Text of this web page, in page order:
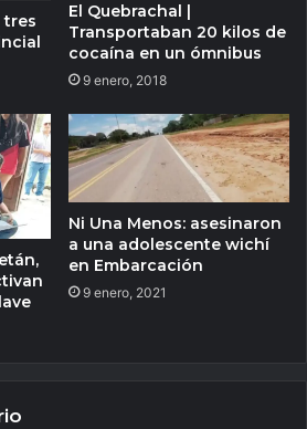
tres
El Quebrachal |
Transportaban 20 kilos de
cocaína en un ómnibus
9 enero, 2018
Ni Una Menos: asesinaron
a una adolescente wichí
en Embarcación
9 enero, 2021